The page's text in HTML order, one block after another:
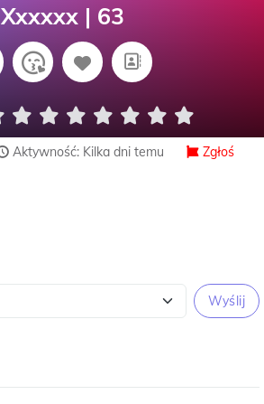
Xxxxxx | 63
Aktywność: Kilka dni temu Zgłoś
Wyślij